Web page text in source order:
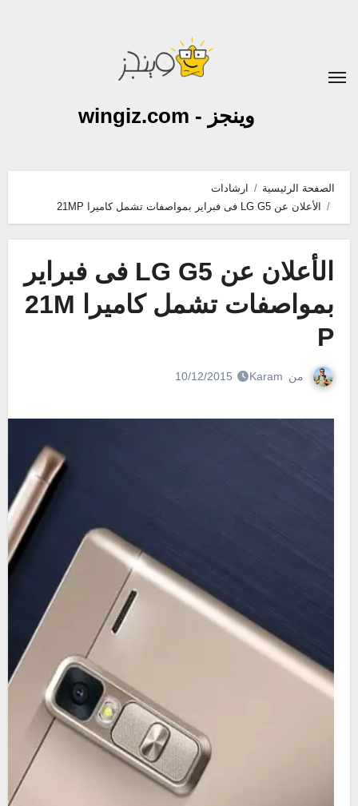
وينجز - wingiz.com
الصفحة الرئيسية
ارشادات
الأعلان عن LG G5 فى فبراير بمواصفات تشمل كاميرا 21MP
الأعلان عن LG G5 فى فبراير
بمواصفات تشمل كاميرا 21M
P
من Karam
10/12/2015